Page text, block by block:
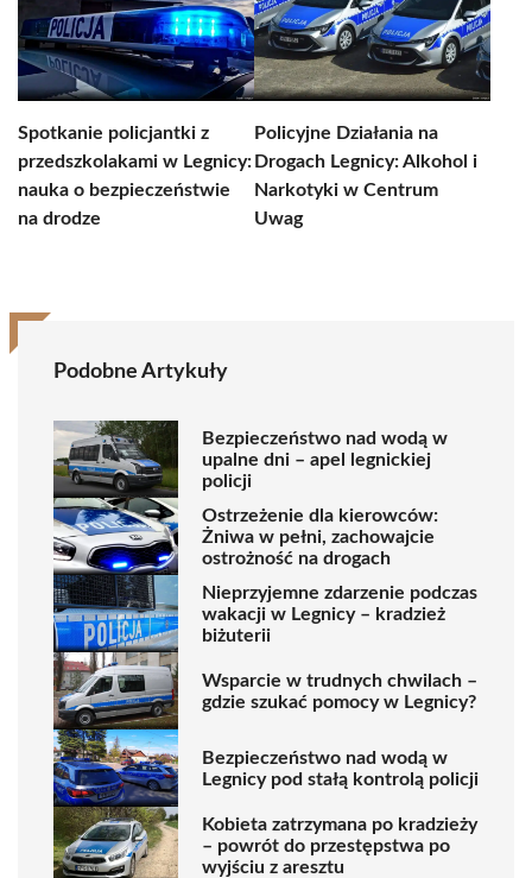
Spotkanie policjantki z
przedszkolakami w Legnicy:
nauka o bezpieczeństwie
na drodze
Policyjne Działania na
Drogach Legnicy: Alkohol i
Narkotyki w Centrum
Uwag
Podobne Artykuły
Bezpieczeństwo nad wodą w
upalne dni – apel legnickiej
policji
Ostrzeżenie dla kierowców:
Żniwa w pełni, zachowajcie
ostrożność na drogach
Nieprzyjemne zdarzenie podczas
wakacji w Legnicy – kradzież
biżuterii
Wsparcie w trudnych chwilach –
gdzie szukać pomocy w Legnicy?
Bezpieczeństwo nad wodą w
Legnicy pod stałą kontrolą policji
Kobieta zatrzymana po kradzieży
– powrót do przestępstwa po
wyjściu z aresztu